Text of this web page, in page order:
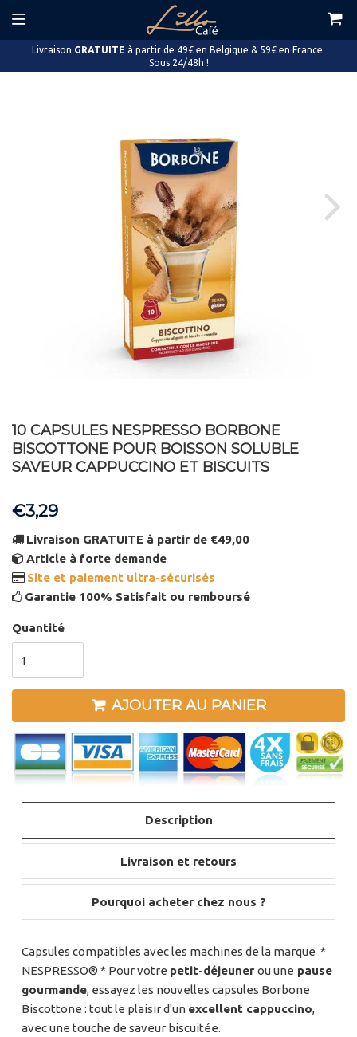
Livraison GRATUITE à partir de 49€ en Belgique & 59€ en France.
Sous 24/48h !
10 CAPSULES NESPRESSO BORBONE
BISCOTTONE POUR BOISSON SOLUBLE
SAVEUR CAPPUCCINO ET BISCUITS
€3,29
Livraison GRATUITE à partir de €49,00
Article à forte demande
Site et paiement ultra-sécurisés
Garantie 100% Satisfait ou remboursé
Quantité
AJOUTER AU PANIER
Description
Livraison et retours
Pourquoi acheter chez nous ?
Capsules compatibles avec les machines de la marque *
NESPRESSO® * Pour votre petit-déjeuner ou une pause
gourmande, essayez les nouvelles capsules Borbone
Biscottone : tout le plaisir d'un excellent cappuccino,
avec une touche de saveur biscuitée.